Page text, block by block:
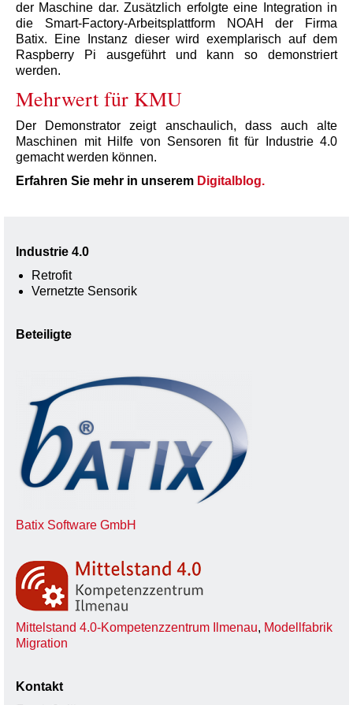
der Maschine dar. Zusätzlich erfolgte eine Integration in
die Smart-Factory-Arbeitsplattform NOAH der Firma
Batix. Eine Instanz dieser wird exemplarisch auf dem
Raspberry Pi ausgeführt und kann so demonstriert
werden.
Mehrwert für KMU
Der Demonstrator zeigt anschaulich, dass auch alte
Maschinen mit Hilfe von Sensoren fit für Industrie 4.0
gemacht werden können.
Erfahren Sie mehr in unserem Digitalblog.
Industrie 4.0
Retrofit
Vernetzte Sensorik
Beteiligte
Batix Software GmbH
Mittelstand 4.0-Kompetenzzentrum Ilmenau, Modellfabrik
Migration
Kontakt